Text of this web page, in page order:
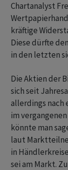
Chartanalyst
kräftige
Diese dürfte
in den letzten
Die Aktien der
sich seit
allerdings nach
im
könnte man
laut
in
sei am Markt.